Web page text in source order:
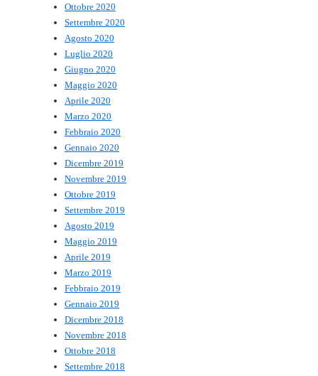
Ottobre 2020
Settembre 2020
Agosto 2020
Luglio 2020
Giugno 2020
Maggio 2020
Aprile 2020
Marzo 2020
Febbraio 2020
Gennaio 2020
Dicembre 2019
Novembre 2019
Ottobre 2019
Settembre 2019
Agosto 2019
Maggio 2019
Aprile 2019
Marzo 2019
Febbraio 2019
Gennaio 2019
Dicembre 2018
Novembre 2018
Ottobre 2018
Settembre 2018